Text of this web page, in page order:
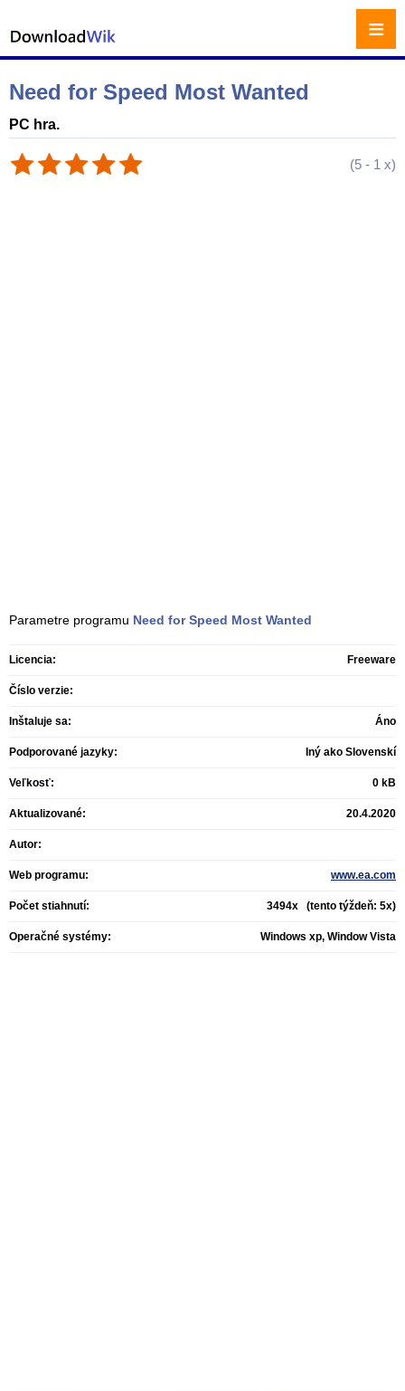
Need for Speed Most Wanted
PC hra.
(5 - 1 x)
Parametre programu Need for Speed Most Wanted
Licencia: Freeware
Číslo verzie:
Inštaluje sa: Áno
Podporované jazyky: Iný ako Slovenskí
Veľkosť: 0 kB
Aktualizované: 20.4.2020
Autor:
Web programu: www.ea.com
Počet stiahnutí: 3494x (tento týždeň: 5x)
Operačné systémy: Windows xp, Window Vista
≡